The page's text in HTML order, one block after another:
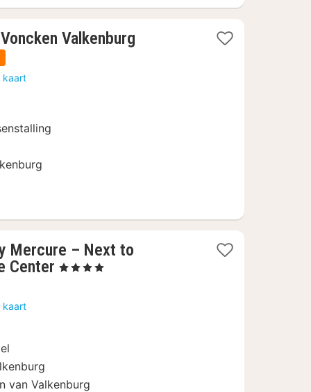
Valkenburg
kaart
Mercure – Next to
Center 1
, 4 Sterren
kaart
van Valkenburg